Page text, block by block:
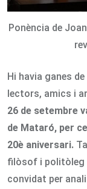
Ponència de
Hi havia ganes
lectors, amics i
26 de setembre
de Mataró, per
20è aniversari.
filòsof i politòleg
convidat per